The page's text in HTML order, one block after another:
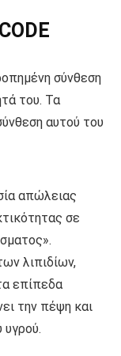
σύνθεση
του. Τα
αυτού του
απώλειας
σε
λιπιδίων,
επίπεδα
την πέψη και
υγρού.